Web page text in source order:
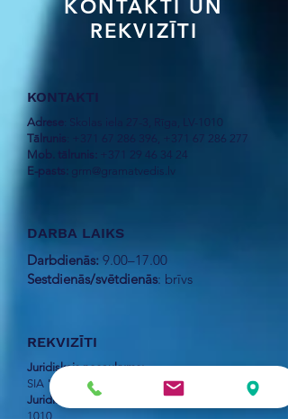
KONTAKTI UN
REKVIZĪTI
KONTAKTI
Adrese : Skolas iela 27-3, Rīga, LV-1010
Tālrunis
+371 67 286 396
+371 67 286 277
Mob. tālrunis:
+371 29 46 34 24
E-pasts:
grm@gramatvedis.lv
DARBA LAIKS
Darbdienās: 9.00–17.00
Sestdienās/svētdienās: brīvs
REKVIZĪTI
Juridiskais nosaukums:
SIA "Auditorfirma "Grāmatvedis""
Juridiskā adrese
: Skolas iela 27-3, Rīga, LV-
1010